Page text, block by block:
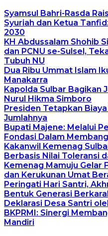
Syamsul Bahri-Rasda
Syuriah dan Ketua
2030
KH Abdussalam Shohib
dan PCNU se-Sulsel,
Tubuh NU
Dua Ribu Ummat Islam
Manakarra
Kapolda Sulbar Bagikan
Nurul Hikma Simboro
Presiden Tetapkan
Jumlahnya
Bupati Majene: Melalui
Fondasi Dalam
Kakanwil Kemenag
Berbasis Nilai Toleransi
Kemenag Mamuju Gelar
dan Kerukunan Umat
Peringati Hari Santri,
Bentuk Generasi
Deklarasi Desa Santri
BKPRMI: Sinergi
Mandiri